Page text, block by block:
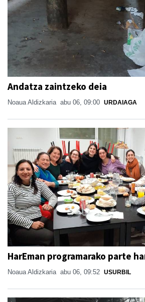
Andatza zaintzeko deia
Noaua Aldizkaria abu 06, 09:00 URDAIAGA
HarEman programarako parte
Noaua Aldizkaria abu 06, 09:52 USURBIL